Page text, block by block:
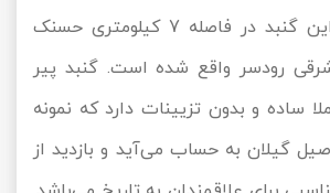
به شمار می‌رود. این گنبد در فاصله 7 کیلومتری حسنک
رودسر واقع شده است. گنبد پیر
ساده و بدون تزیینات دارد که نمونه
گیلان به حساب می‌آید و بازدید از